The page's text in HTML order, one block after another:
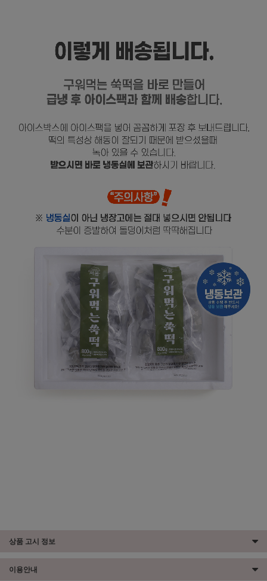
상품 고시 정보
이용안내